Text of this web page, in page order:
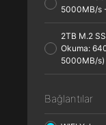
5000MB/s
2TB M.2
Okuma:
5000MB/s)
Bağlantılar